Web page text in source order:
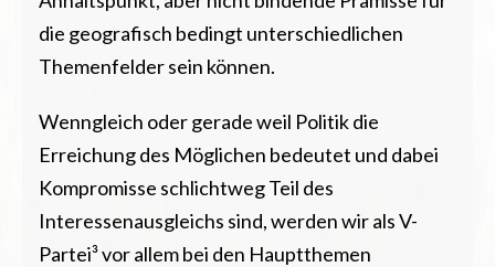
die geografisch bedingt unterschiedlichen
Themenfelder sein können.
Wenngleich oder gerade weil Politik die
Erreichung des Möglichen bedeutet und dabei
Kompromisse schlichtweg Teil des
Interessenausgleichs sind, werden wir als V-
Partei³ vor allem bei den Hauptthemen